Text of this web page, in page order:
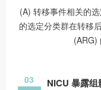
(A) 转移事件相关的
的选定分类群在转移
(ARG)
03 NICU 暴露